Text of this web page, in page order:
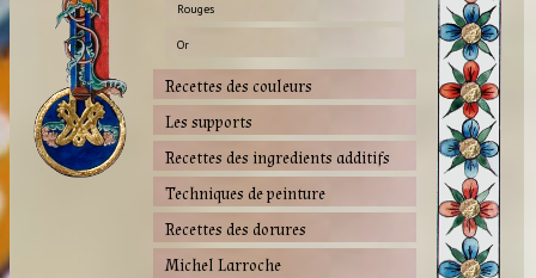
Rouges
Or
Recettes des couleurs
Les supports
Recettes des ingredients additifs
Techniques de peinture
Recettes des dorures
Michel Larroche